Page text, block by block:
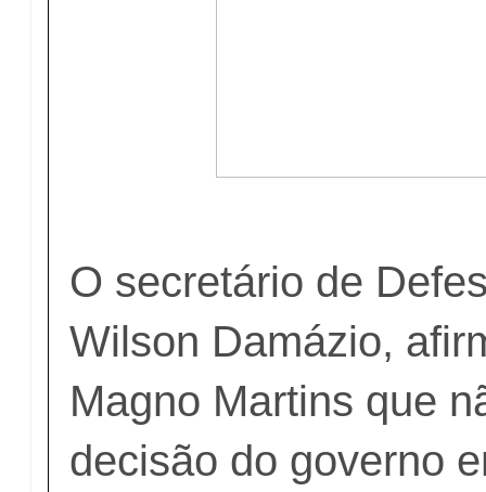
O secretário de
Wilson Damázio,
Magno Martins que
decisão do governo